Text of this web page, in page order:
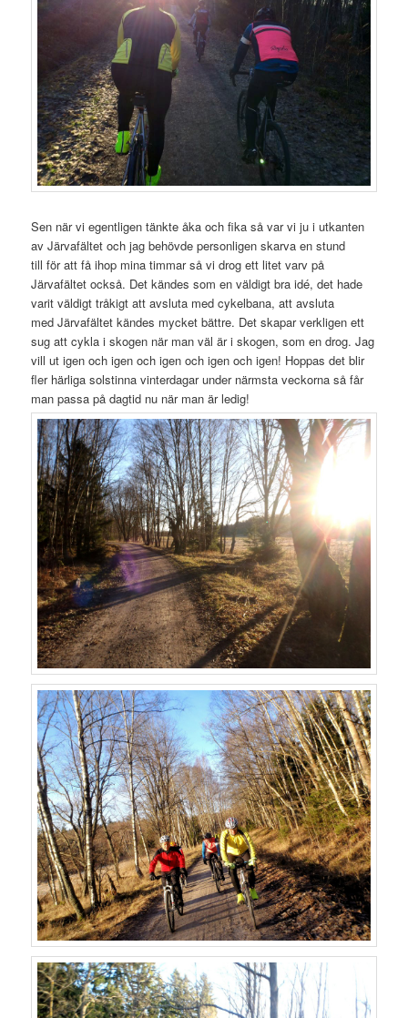
Sen när vi egentligen tänkte åka och fika så var vi ju i utkanten
av Järvafältet och jag behövde personligen skarva en stund
till för att få ihop mina timmar så vi drog ett litet varv på
Järvafältet också. Det kändes som en väldigt bra idé, det hade
varit väldigt tråkigt att avsluta med cykelbana, att avsluta
med Järvafältet kändes mycket bättre. Det skapar verkligen ett
sug att cykla i skogen när man väl är i skogen, som en drog. Jag
vill ut igen och igen och igen och igen och igen! Hoppas det blir
fler härliga solstinna vinterdagar under närmsta veckorna så får
man passa på dagtid nu när man är ledig!